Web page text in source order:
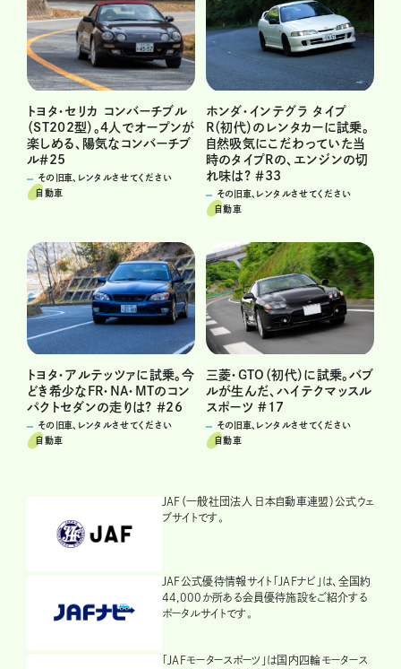
トヨタ・セリカ コンバーチブル
（ST202型）。4人でオープンが
楽しめる、陽気なコンバーチブ
ル＃25
その旧車、レンタルさせてください
自動車
ホンダ・インテグラ タイプ
R（初代）のレンタカーに試乗。
自然吸気にこだわっていた当
時のタイプRの、エンジンの切
れ味は? ＃33
その旧車、レンタルさせてください
自動車
トヨタ・アルテッツァに試乗。今
どき希少なFR・NA・MTのコン
パクトセダンの走りは? ＃26
その旧車、レンタルさせてください
自動車
三菱・GTO（初代）に試乗。バブ
ルが生んだ、ハイテクマッスル
スポーツ #17
その旧車、レンタルさせてください
自動車
JAF（一般社団法人 日本自動車連盟）公式ウェ
ブサイトです。
JAF公式優待情報サイト「JAFナビ」は、全国約
44,000か所ある会員優待施設をご紹介する
ポータルサイトです。
「JAFモータースポーツ」は国内四輪モータース